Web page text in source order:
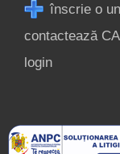
înscrie o
contactează
login